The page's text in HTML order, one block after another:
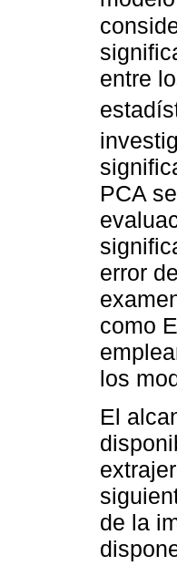
entre
PCA
error
como
los
El
de la